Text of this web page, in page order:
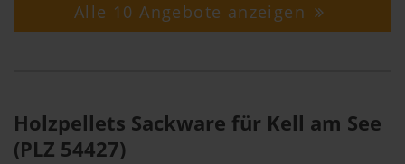
Alle 10 Angebote anzeigen
Holzpellets Sackware für Kell am See
(PLZ 54427)